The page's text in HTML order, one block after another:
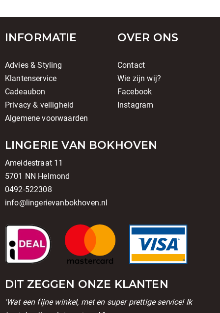
INFORMATIE
Advies & Styling
Klantenservice
Cadeaubon
Privacy & veiligheid
Algemene voorwaarden
OVER ONS
Contact
Wie zijn wij?
Facebook
Instagram
LINGERIE VAN BOKHOVEN
Ameidestraat 11
5701 NN Helmond
0492-522308
info@lingerievanbokhoven.nl
DIT ZEGGEN ONZE KLANTEN
'Wat een fijne winkel, met en super prettige service! Ik